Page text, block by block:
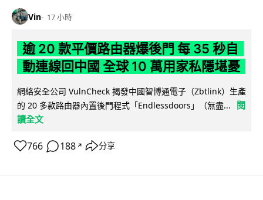
Vin 17 小時
逾 20 款平價路由器爆後門 每 35 秒自
動連線回中國 全球 10 萬用家私隱堪憂
網絡安全公司 VulnCheck 揭發中國智博通電子（Zbtlink）生產
的 20 多款路由器內置後門程式「Endlessdoors」（無盡...
閱
讀全文
766 188 ↗ 分享